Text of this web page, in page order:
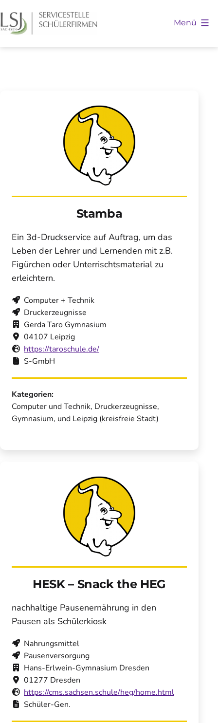
Inhalt
springen
Menü
Stamba
Ein 3d-Druckservice auf Auftrag, um das
Leben der Lehrer und Lernenden mit z.B.
Figürchen oder Unterrischtsmaterial zu
erleichtern.
Computer + Technik
Druckerzeugnisse
Gerda Taro Gymnasium
04107 Leipzig
https://taroschule.de/
S-GmbH
Kategorien:
Computer und Technik, Druckerzeugnisse,
Gymnasium, und Leipzig (kreisfreie Stadt)
HESK – Snack the HEG
nachhaltige Pausenernährung in den
Pausen als Schülerkiosk
Nahrungsmittel
Pausenversorgung
Hans-Erlwein-Gymnasium Dresden
01277 Dresden
https://cms.sachsen.schule/heg/home.html
Schüler-Gen.